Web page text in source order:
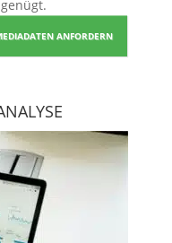
ANFORDERN